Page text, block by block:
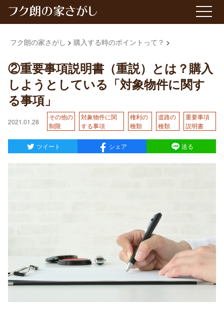
フク朗の家さがし 購入する時のポイントって？
②重要事項説明書（重説）とは？購入
しようとしている「対象物件に関す
る事項」
2021.01.28
その他の
制限
対象物件に関
する事項
権利の
種類
道路の
種類
重要事項
説明書
ツイート シェア 送る